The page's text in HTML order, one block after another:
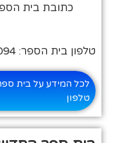
כתובת בית
טלפון בית הספר: 03-9311094
לכל המידע על בית
טלפון